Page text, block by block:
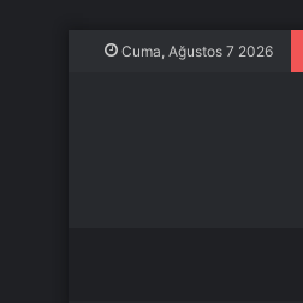
Cuma, Ağustos 7 2026